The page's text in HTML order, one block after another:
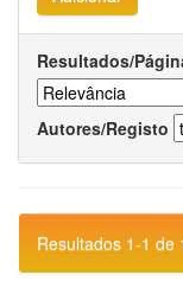
Resultados/
Autores/Registo
Resultados 1-1 de